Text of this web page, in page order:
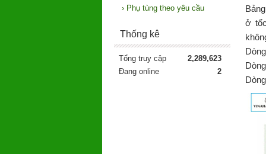
ở
› Phụ tùng theo yêu cầu
Thống kê
Tổng truy cập
2,289,623
Đang online
2